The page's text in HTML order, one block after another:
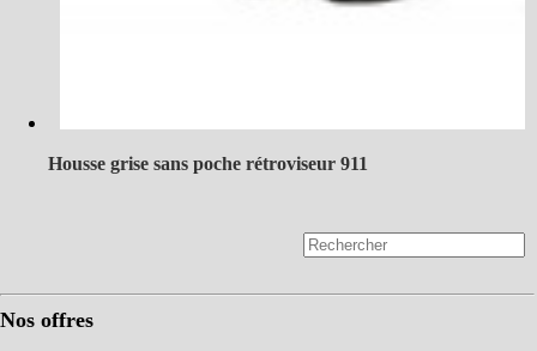
Housse grise sans poche rétroviseur 911
Nos offres